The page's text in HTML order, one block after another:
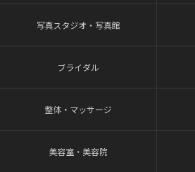
写真スタジオ・写真館
ブライダル
整体・マッサージ
美容室・美容院